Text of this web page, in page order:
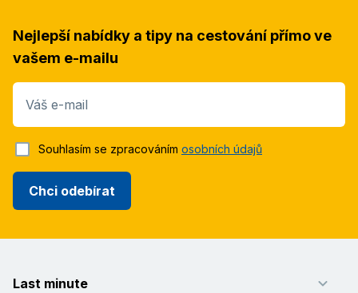
Nejlepší nabídky a tipy na cestování přímo ve
vašem e-mailu
Váš e-mail
Chci odebírat
Souhlasím se zpracováním osobních údajů
Last minute